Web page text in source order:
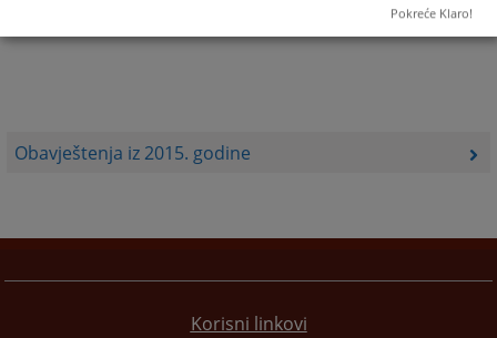
Obavještenja iz 2015. godine
Korisni linkovi
Pokreće Klaro!